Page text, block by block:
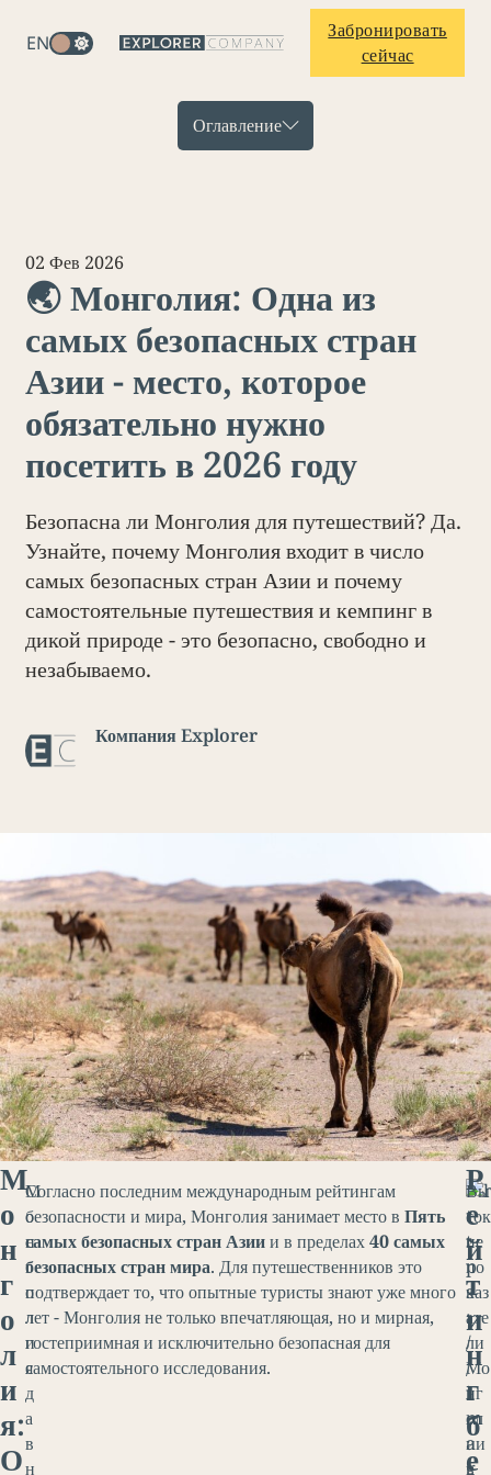
EN
Забронировать
сейчас
Оглавление
🌏 Монголия: Одна из
самых безопасных стран
Азии - место, которое
обязательно нужно
посетить в 2026 году
02 Фев 2026
Безопасна ли Монголия для путешествий? Да.
Узнайте, почему Монголия входит в число
самых безопасных стран Азии и почему
самостоятельные путешествия и кемпинг в
дикой природе - это безопасно, свободно и
незабываемо.
Компания Explorer
М
о
н
г
о
л
и
я:
О
М
о
н
г
о
л
и
я
д
а
в
н
Согласно последним международным рейтингам
безопасности и мира, Монголия занимает место вПять
самых безопасных стран Азиии в пределах40 самых
безопасных стран мира. Для путешественников это
подтверждает то, что опытные туристы знают уже много
лет - Монголия не только впечатляющая, но и мирная,
гостеприимная и исключительно безопасная для
самостоятельного исследования.
Р
е
й
т
и
н
г
б
е
Вы
сок
ие
по
каз
ате
ли
Мо
нг
ол
ии
в